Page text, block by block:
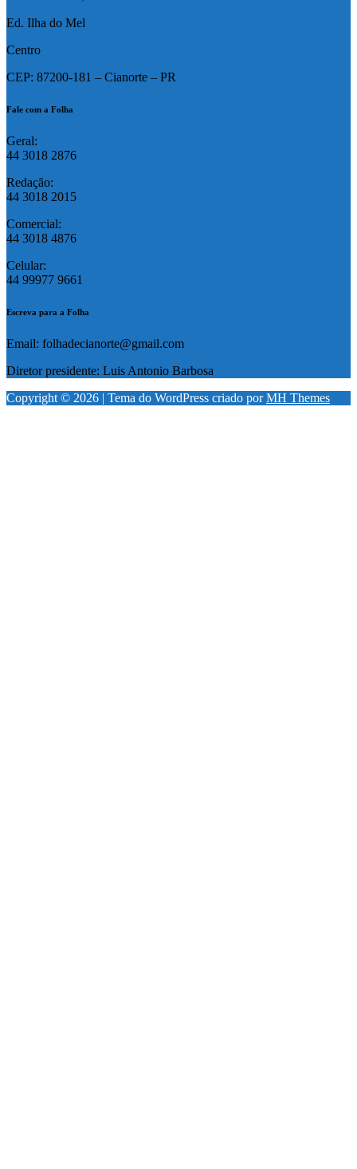
Ed. Ilha do Mel
Centro
CEP: 87200-181 – Cianorte – PR
Fale com a Folha
Geral:
44 3018 2876
Redação:
44 3018 2015
Comercial:
44 3018 4876
Celular:
44 99977 9661
Escreva para a Folha
Email: folhadecianorte@gmail.com
Diretor presidente: Luis Antonio Barbosa
Copyright © 2026 | Tema do WordPress criado porMH Themes